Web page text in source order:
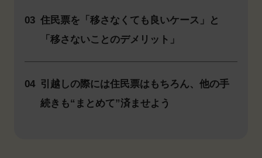
03 住民票を「移さなくても良いケース」と
「移さないことのデメリット」
04 引越しの際には住民票はもちろん、他の手
続きも“まとめて”済ませよう